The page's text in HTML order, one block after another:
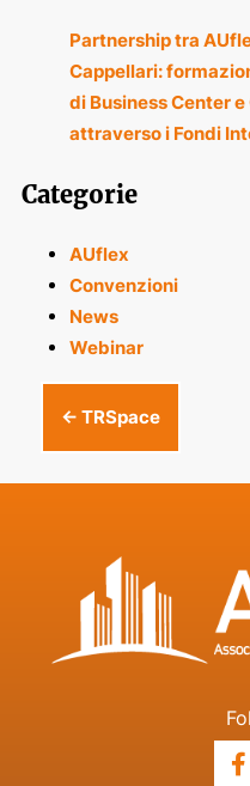
Partnership tra
Cappellari:
di Business Center
attraverso i Fondi
Categorie
AUflex
Convenzioni
News
Webinar
Post
← TRSpace